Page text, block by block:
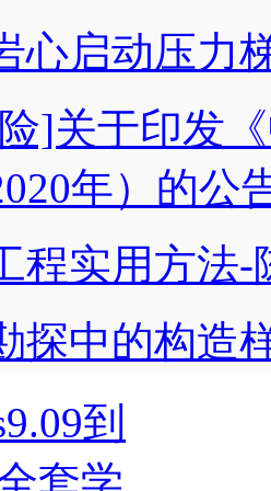
心启动压力
]关于印发
年）的公
程实用方法-
探中的构造